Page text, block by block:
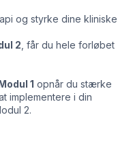
og styrke dine kliniske
2 , får du hele forløbet
1 opnår du stærke
implementere i din
2.